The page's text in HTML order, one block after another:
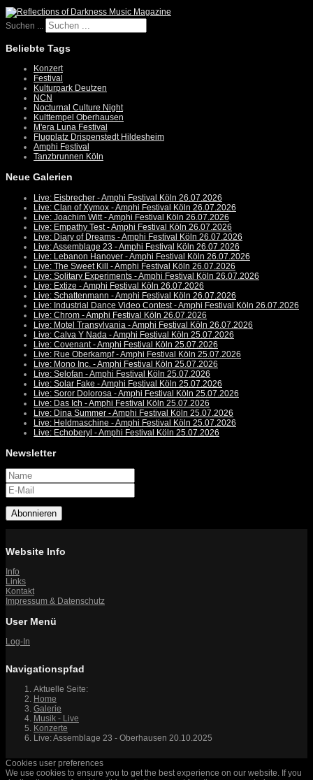
Suchen ...
Beliebte Tags
Konzert
Festival
Kulturpark Deutzen
NCN
Nocturnal Culture Night
Kulttempel Oberhausen
M'era Luna Festival
Flugplatz Drispenstedt Hildesheim
Amphi Festival
Tanzbrunnen Köln
Neue Galerien
Live: Eisbrecher - Amphi Festival Köln 26.07.2026
Live: Clan of Xymox - Amphi Festival Köln 26.07.2026
Live: Joachim Witt - Amphi Festival Köln 26.07.2026
Live: Empathy Test - Amphi Festival Köln 26.07.2026
Live: Diary of Dreams - Amphi Festival Köln 26.07.2026
Live: Assemblage 23 - Amphi Festival Köln 26.07.2026
Live: Lebanon Hanover - Amphi Festival Köln 26.07.2026
Live: The Sweet Kill - Amphi Festival Köln 26.07.2026
Live: Solitary Experiments - Amphi Festival Köln 26.07.2026
Live: Extize - Amphi Festival Köln 26.07.2026
Live: Schattenmann - Amphi Festival Köln 26.07.2026
Live: Industrial Dance Video Contest - Amphi Festival Köln 26.07.2026
Live: Chrom - Amphi Festival Köln 26.07.2026
Live: Motel Transylvania - Amphi Festival Köln 26.07.2026
Live: Calva Y Nada - Amphi Festival Köln 25.07.2026
Live: Covenant - Amphi Festival Köln 25.07.2026
Live: Rue Oberkampf - Amphi Festival Köln 25.07.2026
Live: Mono Inc. - Amphi Festival Köln 25.07.2026
Live: Selofan - Amphi Festival Köln 25.07.2026
Live: Solar Fake - Amphi Festival Köln 25.07.2026
Live: Soror Dolorosa - Amphi Festival Köln 25.07.2026
Live: Das Ich - Amphi Festival Köln 25.07.2026
Live: Dina Summer - Amphi Festival Köln 25.07.2026
Live: Heldmaschine - Amphi Festival Köln 25.07.2026
Live: Echoberyl - Amphi Festival Köln 25.07.2026
Newsletter
Abonnieren
Website Info
Info
Links
Kontakt
Impressum & Datenschutz
User Menü
Log-In
Navigationspfad
Aktuelle Seite:
Home
Galerie
Musik - Live
Konzerte
Live: Assemblage 23 - Oberhausen 20.10.2025
Cookies user preferences
We use cookies to ensure you to get the best experience on our website. If you